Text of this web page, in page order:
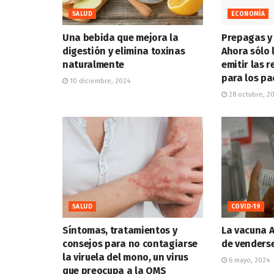
SALUD
Una bebida que mejora la
digestión y elimina toxinas
naturalmente
10 diciembre, 2024
ECONOMÍA
Prepagas
Ahora sólo
emitir las
para los
28 octubre,
SALUD
Síntomas, tratamientos y
consejos para no contagiarse
la viruela del mono, un virus
que preocupa a la OMS
COVID-19
La vacuna
de
6 mayo, 2024